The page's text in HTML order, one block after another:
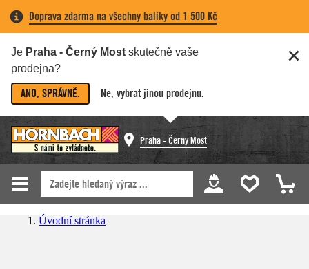
Doprava zdarma na všechny balíky od 1 500 Kč
Je Praha - Černý Most skutečně vaše
prodejna?
ANO, SPRÁVNĚ. Ne, vybrat jinou prodejnu.
Praha - Černý Most
Úvodní stránka